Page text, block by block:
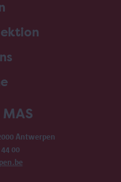
MAS
Antwerpen
00